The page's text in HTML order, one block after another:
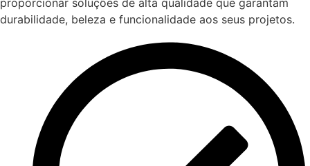
proporcionar soluções de alta qualidade que garantam
durabilidade, beleza e funcionalidade aos seus projetos.